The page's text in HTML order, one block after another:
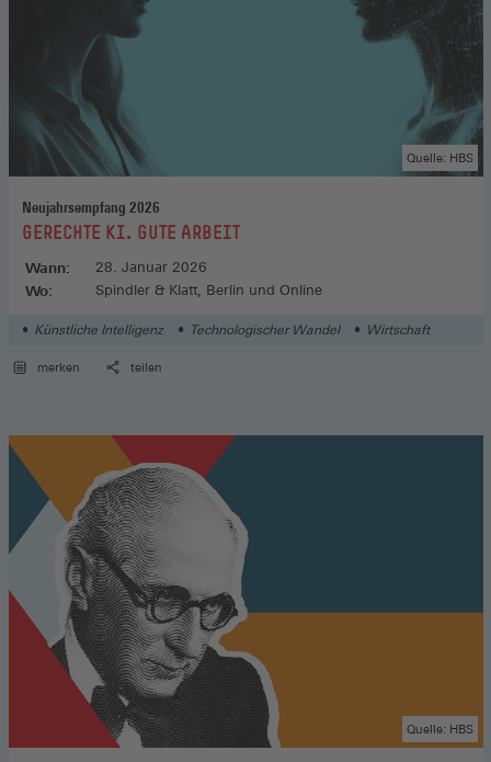
Neujahrsempfang 2026
:GERECHTE KI. GUTE ARBEIT
Quelle: HBS
Wann: 28. Januar 2026
Wo: Spindler & Klatt, Berlin und Online
Künstliche Intelligenz Technologischer Wandel Wirtschaft
merken teilen
Quelle: HBS